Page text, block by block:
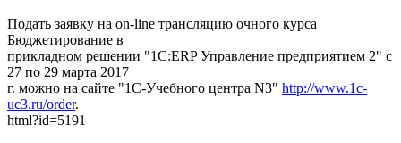
Подать заявку на on-line трансляцию очного курса
Бюджетирование в
прикладном решении "1С:ERP Управление предприятием 2" с
27 по 29 марта 2017
г. можно на сайте "1С-Учебного центра N3" http://www.1c-
uc3.ru/order.
html?id=5191